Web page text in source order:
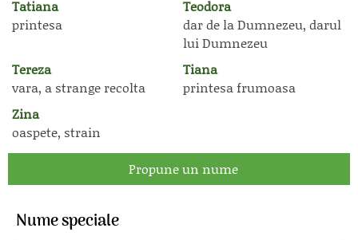
Tatiana
printesa
Teodora
dar de la Dumnezeu, darul
lui Dumnezeu
Tereza
vara, a strange recolta
Tiana
printesa frumoasa
Zina
oaspete, strain
Propune un nume
Nume speciale